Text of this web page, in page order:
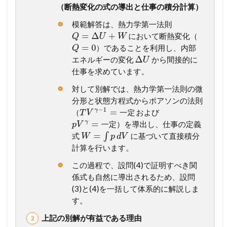
解
計
ま
（断熱変化の式の導出と仕事の積分計算）
模範解答は、熱力学第一法則
Q = ΔU + Wにおいて断熱変化（
Q = 0）であることを利用し、内部
エネルギーの変化 ΔU から間接的に
仕事を求めています。
対して別解では、熱力学第一法則の微
分形と状態方程式からポアソンの法則
（T V γ−1 = 一定および
pV γ = 一定）を導出し、仕事の定義
式 W = ∫ p dV に基づいて直接積分
計算を行います。
この過程で、設問(4)で証明すべき関
係式も自然に導出されるため、設問
(3)と(4)を一括して体系的に解説しま
す。
上記の別解が有益である理由